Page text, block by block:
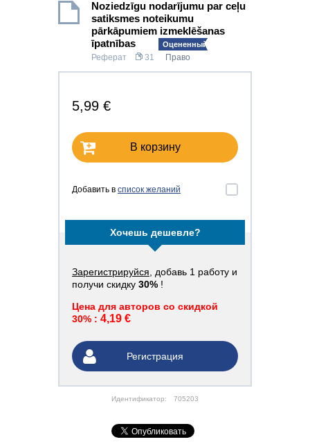
Noziedzīgu nodarījumu par ceļu
satiksmes noteikumu
pārkāpumiem izmeklēšanas
īpatnības
Оцененный!
Реферат 31 Право
5,99 €
В корзину
Добавить в список желаний
Хочешь дешевле?
Зарегистрируйся , добавь 1 работу и
получи скидку 30% !
Цена для авторов со скидкой
30% : 4,19 €
Регистрация
Идентификатор: 705203